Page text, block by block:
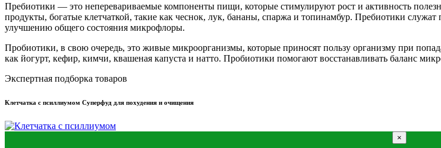
Пребиотики — это неперевариваемые компоненты пищи, которые стимулируют рост и активность
продукты, богатые клетчаткой, такие как чеснок, лук, бананы, спаржа и топинамбур. Пребиотики
улучшению общего состояния микрофлоры.
Пробиотики, в свою очередь, это живые микроорганизмы, которые приносят пользу организму при
как йогурт, кефир, кимчи, квашеная капуста и натто. Пробиотики помогают восстанавливать баланс
Экспертная подборка товаров
Клетчатка с псиллиумом Суперфуд для похудения и очищения
×